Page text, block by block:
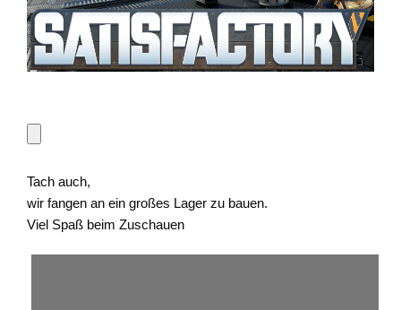
Tach auch,
wir fangen an ein großes Lager zu bauen.
Viel Spaß beim Zuschauen